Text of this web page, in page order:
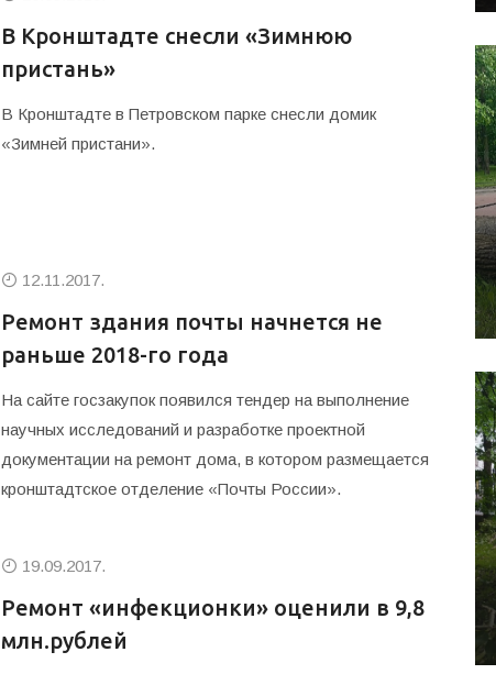
В Кронштадте снесли «Зимнюю
пристань»
В Кронштадте в Петровском парке снесли домик
«Зимней пристани».
12.11.2017.
Ремонт здания почты начнется не
раньше 2018-го года
На сайте госзакупок появился тендер на выполнение
научных исследований и разработке проектной
документации на ремонт дома, в котором размещается
кронштадтское отделение «Почты России».
19.09.2017.
Ремонт «инфекционки» оценили в 9,8
млн.рублей